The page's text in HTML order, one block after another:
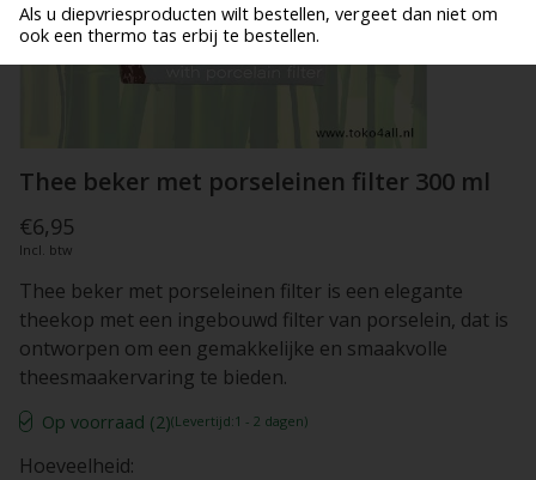
Als u diepvriesproducten wilt bestellen, vergeet dan niet om
ook een thermo tas erbij te bestellen.
Thee beker met porseleinen filter 300 ml
€6,95
Incl. btw
Thee beker met porseleinen filter is een elegante
theekop met een ingebouwd filter van porselein, dat is
ontworpen om een ​​gemakkelijke en smaakvolle
theesmaakervaring te bieden.
Op voorraad (2)(Levertijd:1 - 2 dagen)
Hoeveelheid: